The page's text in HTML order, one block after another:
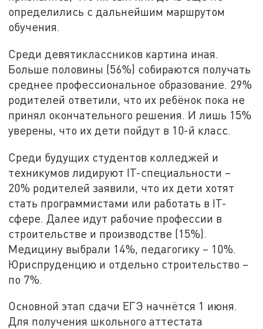
определились с дальнейшим маршрутом
обучения.
Среди девятиклассников картина иная.
Больше половины (56%) собираются получать
среднее профессиональное образование. 29%
родителей ответили, что их ребёнок пока не
принял окончательного решения. И лишь 15%
уверены, что их дети пойдут в 10-й класс.
Среди будущих студентов колледжей и
техникумов лидируют IT-специальности –
20% родителей заявили, что их дети хотят
стать программистами или работать в IT-
сфере. Далее идут рабочие профессии в
строительстве и производстве (15%).
Медицину выбрали 14%, педагогику – 10%.
Юриспруденцию и отдельно строительство –
по 7%.
Основной этап сдачи ЕГЭ начнётся 1 июня.
Для получения школьного аттестата